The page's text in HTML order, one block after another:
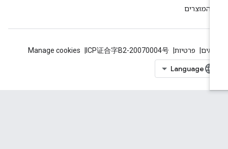
המוצרים
פרטיות ICP证合字B2-20070004号
Manage cookies